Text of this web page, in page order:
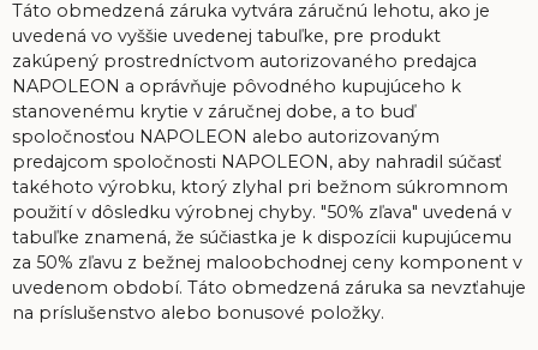
Táto obmedzená záruka vytvára záručnú lehotu, ako je
uvedená vo vyššie uvedenej tabuľke, pre produkt
zakúpený prostredníctvom autorizovaného predajca
NAPOLEON a oprávňuje pôvodného kupujúceho k
stanovenému krytie v záručnej dobe, a to buď
spoločnosťou NAPOLEON alebo autorizovaným
predajcom spoločnosti NAPOLEON, aby nahradil súčasť
takéhoto výrobku, ktorý zlyhal pri bežnom súkromnom
použití v dôsledku výrobnej chyby. "50% zľava" uvedená v
tabuľke znamená, že súčiastka je k dispozícii kupujúcemu
za 50% zľavu z bežnej maloobchodnej ceny komponent v
uvedenom období. Táto obmedzená záruka sa nevzťahuje
na príslušenstvo alebo bonusové položky.